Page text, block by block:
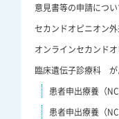
意見書等の申請につ
セカンドオピニオン
オンラインセカンド
臨床遺伝子診療科 が
患者申出療養（
患者申出療養（